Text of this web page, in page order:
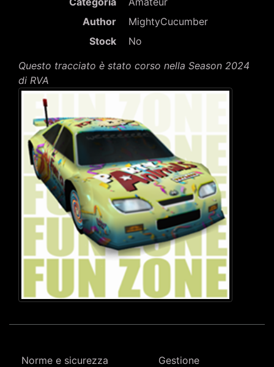
Author
MightyCucumber
Stock
No
Questo tracciato è stato corso nella Season 2024
di RVA
Norme e sicurezza Gestione